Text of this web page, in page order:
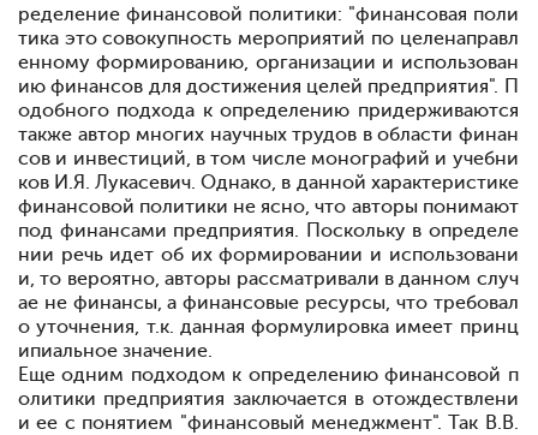
ределение финансовой политики: "финансовая поли
тика это совокупность мероприятий по целенаправл
енному формированию, организации и использован
ию финансов для достижения целей предприятия". П
одобного подхода к определению придерживаются
также автор многих научных трудов в области финан
сов и инвестиций, в том числе монографий и учебни
ков И.Я. Лукасевич. Однако, в данной характеристике
финансовой политики не ясно, что авторы понимают
под финансами предприятия. Поскольку в определе
нии речь идет об их формировании и использовани
и, то вероятно, авторы рассматривали в данном случ
ае не финансы, а финансовые ресурсы, что требовал
о уточнения, т.к. данная формулировка имеет принц
ипиальное значение.
Еще одним подходом к определению финансовой п
олитики предприятия заключается в отождествлени
и ее с понятием "финансовый менеджмент". Так В.В.